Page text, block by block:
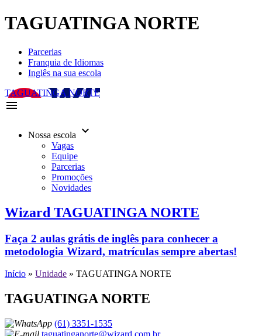
TAGUATINGA NORTE
Parcerias
Franquia de Idiomas
Inglês na sua escola
TAGUATINGA NORTE
menu
Nossa escola keyboard_arrow_down
Vagas
Equipe
Parcerias
Promoções
Novidades
Wizard TAGUATINGA NORTE
Faça 2 aulas grátis de inglês para conhecer a
metodologia Wizard, matrículas sempre abertas!
Início » Unidade » TAGUATINGA NORTE
TAGUATINGA NORTE
(61) 3351-1535